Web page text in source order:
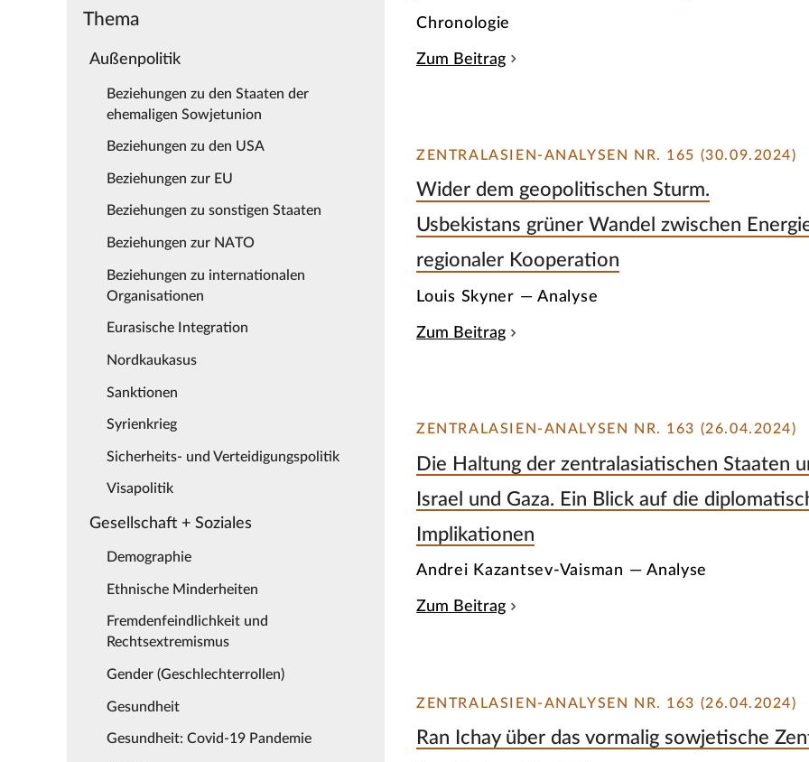
Thema
Außenpolitik
Beziehungen zu den Staaten der
ehemaligen Sowjetunion
Beziehungen zu den USA
Beziehungen zur EU
Beziehungen zu sonstigen Staaten
Beziehungen zur NATO
Beziehungen zu internationalen
Organisationen
Eurasische Integration
Nordkaukasus
Sanktionen
Syrienkrieg
Sicherheits- und Verteidigungspolitik
Visapolitik
Gesellschaft + Soziales
Demographie
Ethnische Minderheiten
Fremdenfeindlichkeit und
Rechtsextremismus
Gender (Geschlechterrollen)
Gesundheit
Gesundheit: Covid-19 Pandemie
Chronologie
Zum Beitrag
ZENTRALASIEN-ANALYSEN NR. 165 (30.09.2024)
Wider dem geopolitischen Sturm.
Usbekistans grüner Wandel zwischen
regionaler Kooperation
Louis Skyner — Analyse
Zum Beitrag
ZENTRALASIEN-ANALYSEN NR. 163 (26.04.2024)
Die Haltung der zentralasiatischen Staaten
Israel und Gaza. Ein Blick auf die
Implikationen
Andrei Kazantsev-Vaisman — Analyse
Zum Beitrag
ZENTRALASIEN-ANALYSEN NR. 163 (26.04.2024)
Ran Ichay über das vormalig sowjetische